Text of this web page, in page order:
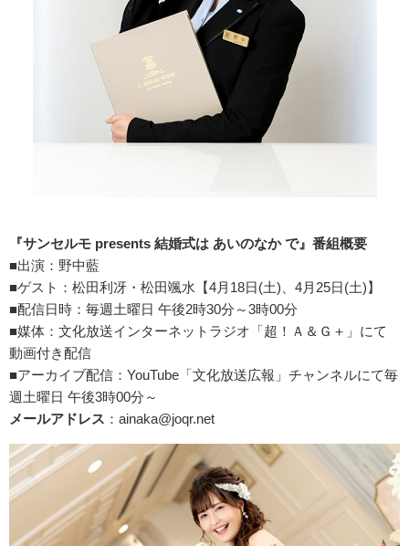
『サンセルモ presents 結婚式は あいのなかで』番組概要
■出演：野中藍
■ゲスト：松田利冴・松田颯水【4月18日(土)、4月25日(土)】
■配信日時：毎週土曜日 午後2時30分～3時00分
■媒体：文化放送インターネットラジオ「超！Ａ＆Ｇ＋」にて
動画付き配信
■アーカイブ配信：YouTube「文化放送広報」チャンネルにて毎
週土曜日 午後3時00分～
メールアドレス ：ainaka@joqr.net